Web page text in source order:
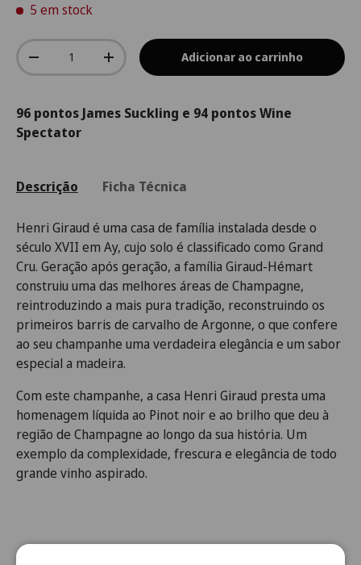
5 em stock
Qtd.
-
+ Adicionar ao carrinho
96 pontos James Suckling e 94 pontos Wine
Spectator
Descrição Ficha Técnica
Henri Giraud é uma casa de família instalada desde o
século XVII em Ay, cujo solo é classificado como Grand
Cru. Geração após geração, a família Giraud-Hémart
construiu uma das melhores áreas de Champagne,
reintroduzindo a mais pura tradição, reconstruindo os
primeiros barris de carvalho de Argonne, o que confere
ao seu champanhe uma verdadeira elegância e um sabor
especial a madeira.
Com este champanhe, a casa Henri Giraud presta uma
homenagem líquida ao Pinot noir e ao brilho que deu à
região de Champagne ao longo da sua história. Um
exemplo da complexidade, frescura e elegância de todo
grande vinho aspirado.